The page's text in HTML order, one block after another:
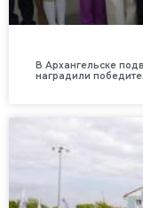
В Архангельске
наградили